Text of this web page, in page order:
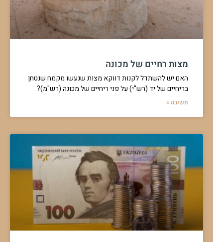
מצות רחיים של מכונה
האם יש להשתדל לקנות דווקא מצות שנעשו מקמח שנטחן
בריחיים של יד (רש"י) על פני ריחיים של מכונה (רש"מ)?
תשובה »